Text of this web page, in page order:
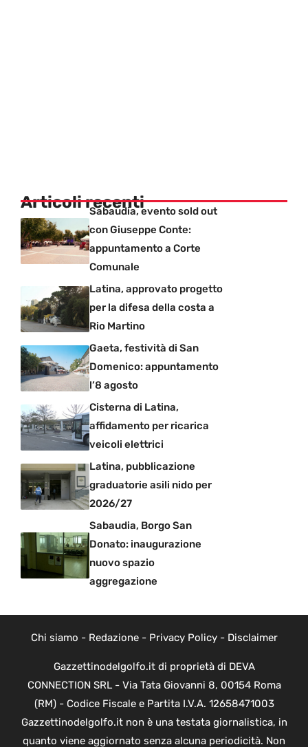
Articoli recentiSabaudia, evento sold out
con Giuseppe Conte:
appuntamento a Corte
Comunale
Latina, approvato progetto
per la difesa della costa a
Rio Martino
Gaeta, festività di San
Domenico: appuntamento
l’8 agosto
Cisterna di Latina,
affidamento per ricarica
veicoli elettrici
Latina, pubblicazione
graduatorie asili nido per
2026/27
Sabaudia, Borgo San
Donato: inaugurazione
nuovo spazio
aggregazione
Chi siamo - Redazione- Privacy Policy- Disclaimer
Gazzettinodelgolfo.it di proprietà di DEVA
CONNECTION SRL - Via Tata Giovanni 8, 00154 Roma
(RM) - Codice Fiscale e Partita I.V.A. 12658471003
Gazzettinodelgolfo.it non è una testata giornalistica, in
quanto viene aggiornato senza alcuna periodicità. Non